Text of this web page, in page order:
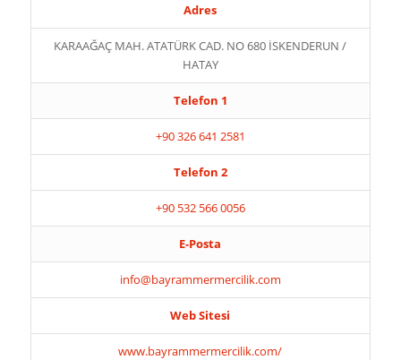
Adres
KARAAĞAÇ MAH. ATATÜRK CAD. NO 680 İSKENDERUN /
HATAY
Telefon 1
+90 326 641 2581
Telefon 2
+90 532 566 0056
E-Posta
info@bayrammermercilik.com
Web Sitesi
www.bayrammermercilik.com/